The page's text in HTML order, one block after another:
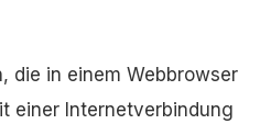
die in einem Webbrowser
einer Internetverbindung